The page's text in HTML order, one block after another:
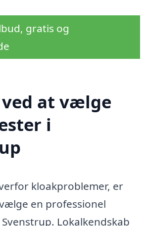
gratis og
ved at vælge
i
kloakproblemer, er
en professionel
Lokalkendskab